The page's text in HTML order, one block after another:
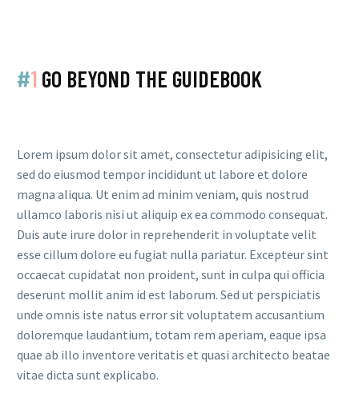
#1 GO BEYOND THE GUIDEBOOK
Lorem ipsum dolor sit amet, consectetur adipisicing elit,
sed do eiusmod tempor incididunt ut labore et dolore
magna aliqua. Ut enim ad minim veniam, quis nostrud
ullamco laboris nisi ut aliquip ex ea commodo consequat.
Duis aute irure dolor in reprehenderit in voluptate velit
esse cillum dolore eu fugiat nulla pariatur. Excepteur sint
occaecat cupidatat non proident, sunt in culpa qui officia
deserunt mollit anim id est laborum. Sed ut perspiciatis
unde omnis iste natus error sit voluptatem accusantium
doloremque laudantium, totam rem aperiam, eaque ipsa
quae ab illo inventore veritatis et quasi architecto beatae
vitae dicta sunt explicabo.